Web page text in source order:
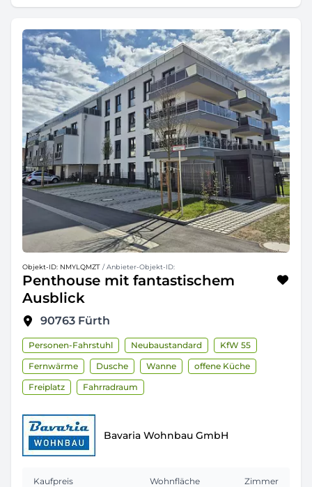
Objekt-ID: NMYLQMZT / Anbieter-Objekt-ID:
Penthouse mit fantastischem
Ausblick
90763 Fürth
Personen-Fahrstuhl Neubaustandard
KfW 55
Fernwärme
Dusche Wanne
offene Küche
Freiplatz
Fahrradraum
Bavaria Wohnbau GmbH
Kaufpreis Wohnfläche Zimmer